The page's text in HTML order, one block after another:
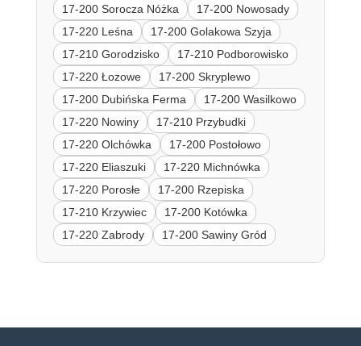
17-200 Sorocza Nóżka
17-200 Nowosady
17-220 Leśna
17-200 Golakowa Szyja
17-210 Gorodzisko
17-210 Podborowisko
17-220 Łozowe
17-200 Skryplewo
17-200 Dubińska Ferma
17-200 Wasilkowo
17-220 Nowiny
17-210 Przybudki
17-220 Olchówka
17-200 Postołowo
17-220 Eliaszuki
17-220 Michnówka
17-220 Porosłe
17-200 Rzepiska
17-210 Krzywiec
17-200 Kotówka
17-220 Zabrody
17-200 Sawiny Gród